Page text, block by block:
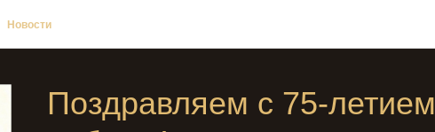
Новости
Поздравляем с 75-летием